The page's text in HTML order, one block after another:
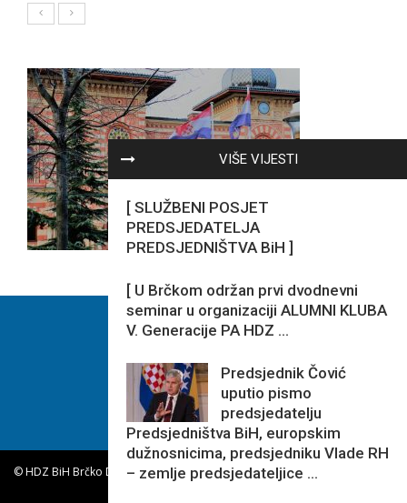
VIŠE VIJESTI
[ SLUŽBENI POSJET
PREDSJEDATELJA
PREDSJEDNIŠTVA BiH ]
[ U Brčkom održan prvi dvodnevni
seminar u organizaciji ALUMNI KLUBA
V. Generacije PA HDZ ...
Predsjednik Čović
uputio pismo
predsjedatelju
Predsjedništva BiH, europskim
dužnosnicima, predsjedniku Vlade RH
– zemlje predsjedateljice ...
© HDZ BiH Brčko Distrikta BiH.|Sva Prava Pridržana.